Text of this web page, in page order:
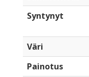
Syntynyt
Väri
Painotus